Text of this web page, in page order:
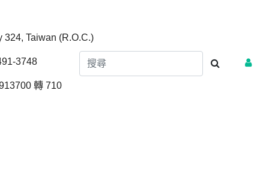
Taiwan (R.O.C.)
3748
轉 710